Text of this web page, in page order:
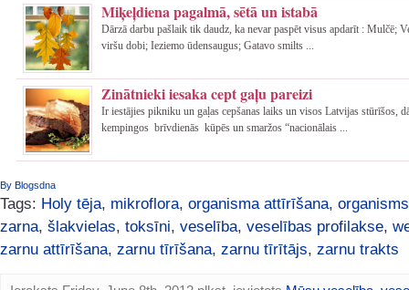
Miķeļdiena pagalmā, sētā un istabā
Dārzā darbu pašlaik tik daudz, ka nevar paspēt visus apdarīt : Mulčē;
viršu dobi; Ieziemo ūdensaugus; Gatavo smilts ...
Zinātnieki iesaka cept gaļu pareizi
Ir iestājies pikniku un gaļas cepšanas laiks un visos Latvijas stūrīšos,
kempingos brīvdienās kūpēs un smaržos “nacionālais ...
By Blogsdna
Tags: Holy tēja, mikroflora, organisma attīrīšana, organisms
zarna, šlakvielas, toksīni, veselība, veselības profilakse,
zarnu attīrīšana, zarnu tīrīšana, zarnu tīrītājs, zarnu trakts